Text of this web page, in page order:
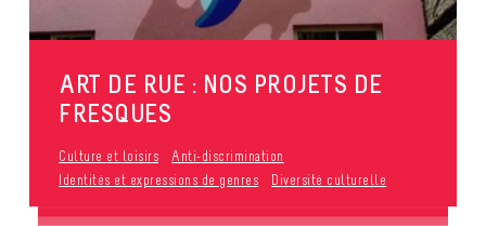
ART DE RUE : NOS PROJETS DE
FRESQUES
Culture et loisirs
Anti-discrimination
Identités et expressions de genres
Diversité culturelle